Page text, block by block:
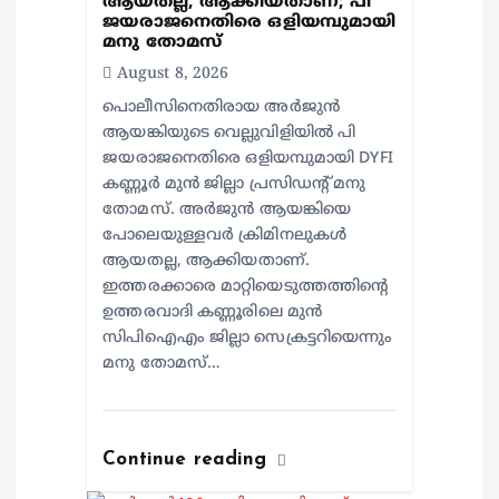
ജയരാജനെതിരെ ഒളിയമ്പുമായി
മനു തോമസ്
August 8, 2026
പൊലീസിനെതിരായ അർജുൻ
ആയങ്കിയുടെ വെല്ലുവിളിയിൽ പി
ജയരാജനെതിരെ ഒളിയമ്പുമായി DYFI
കണ്ണൂർ മുൻ ജില്ലാ പ്രസിഡന്റ് മനു
തോമസ്. അർജുൻ ആയങ്കിയെ
പോലെയുള്ളവർ ക്രിമിനലുകൾ
ആയതല്ല, ആക്കിയതാണ്.
ഇത്തരക്കാരെ മാറ്റിയെടുത്തത്തിന്റെ
ഉത്തരവാദി കണ്ണൂരിലെ മുൻ
സിപിഐഎം ജില്ലാ സെക്രട്ടറിയെന്നും
മനു തോമസ്…
Continue reading